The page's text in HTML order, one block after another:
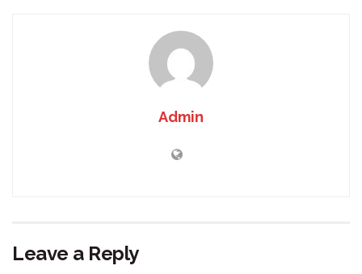
Admin
Leave a Reply